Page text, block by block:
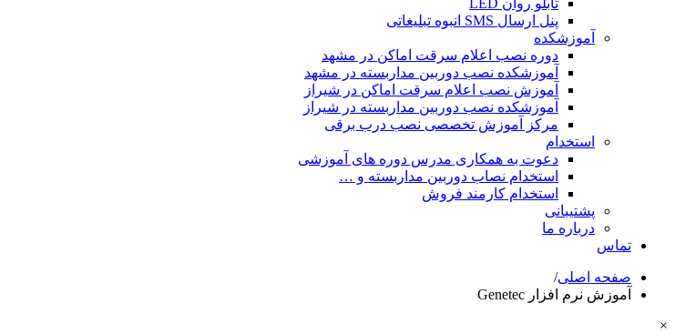
تابلو روان LED
پنل ارسال SMS انبوه تبلیغاتی
آموزشکده
دوره نصب اعلام سرقت اماکن در مشهد
آموزشکده نصب دوربین مداربسته در مشهد
آموزش نصب اعلام سرقت اماکن در شیراز
آموزشکده نصب دوربین مداربسته در شیراز
مرکز آموزش تخصصی نصب درب برقی
استخدام
دعوت به همکاری مدرس دوره های آموزشی
استخدام نصاب دوربین مداربسته و …
استخدام کارمند فروش
پشتیبانی
درباره ما
تماس
صفحه اصلی/
آموزش نرم افزار Genetec
×